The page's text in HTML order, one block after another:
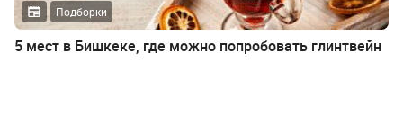
Подборки
5 мест в Бишкеке, где можно попробовать глинтвейн